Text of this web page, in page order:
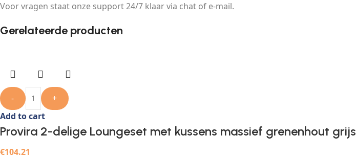
Voor vragen staat onze support 24/7 klaar via chat of e-mail.
Gerelateerde producten
-
+
Add to cart
Provira 2-delige Loungeset met kussens massief grenenhout grijs
€104.21